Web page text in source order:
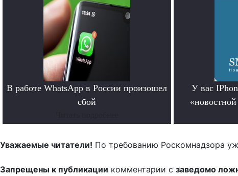
В работе WhatsApp в России произошел
сбой
У вас
Уважаемые читатели! По требованию Роскомнадзора
Запрещены к публикации комментарии с заведомо